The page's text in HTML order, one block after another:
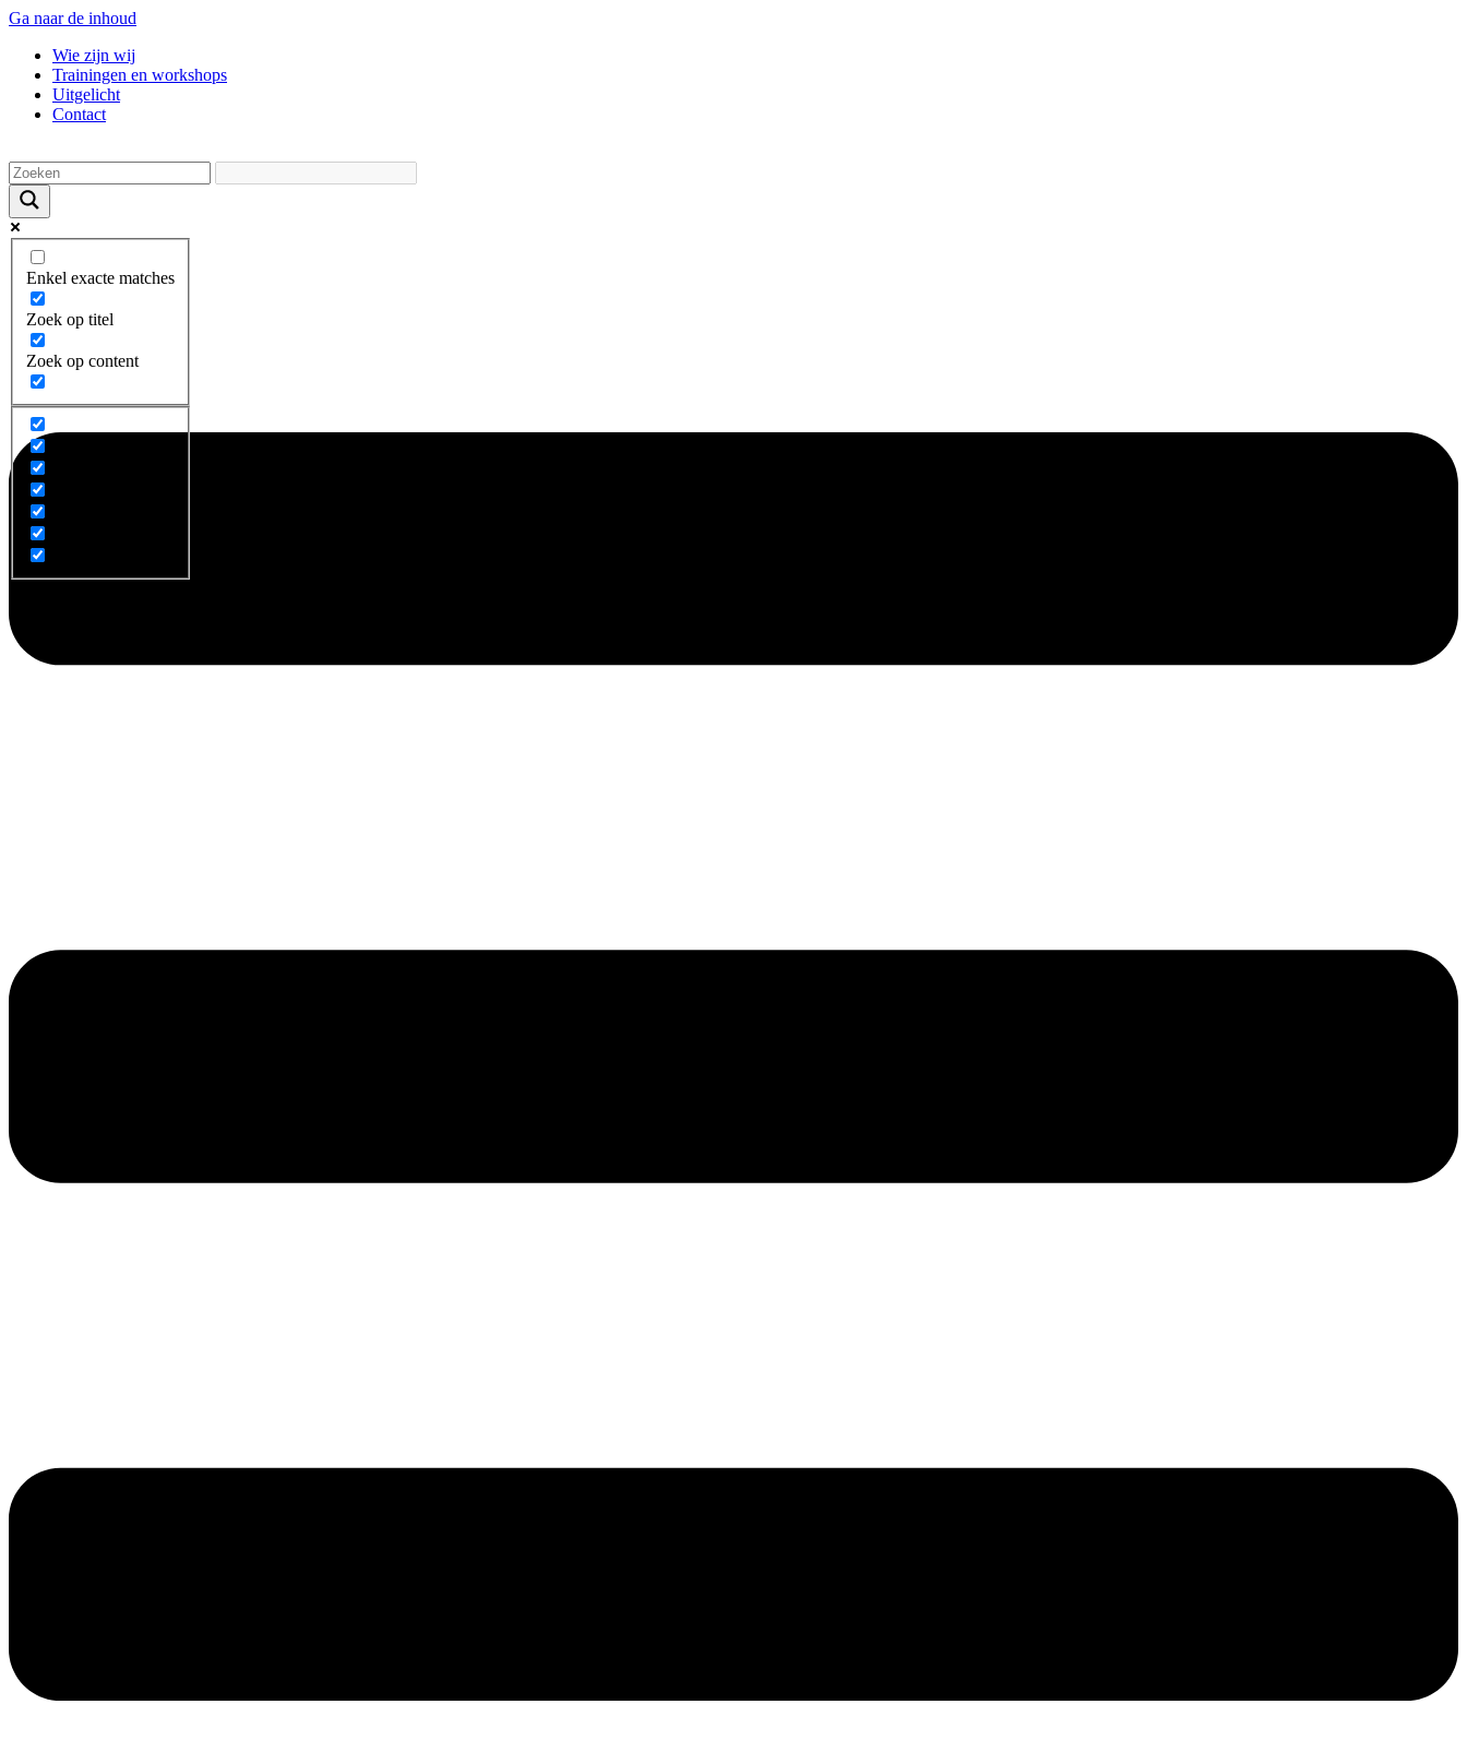
Ga naar de inhoud
Wie zijn wij
Trainingen en workshops
Uitgelicht
Contact
Enkel exacte matches
Zoek op titel
Zoek op content